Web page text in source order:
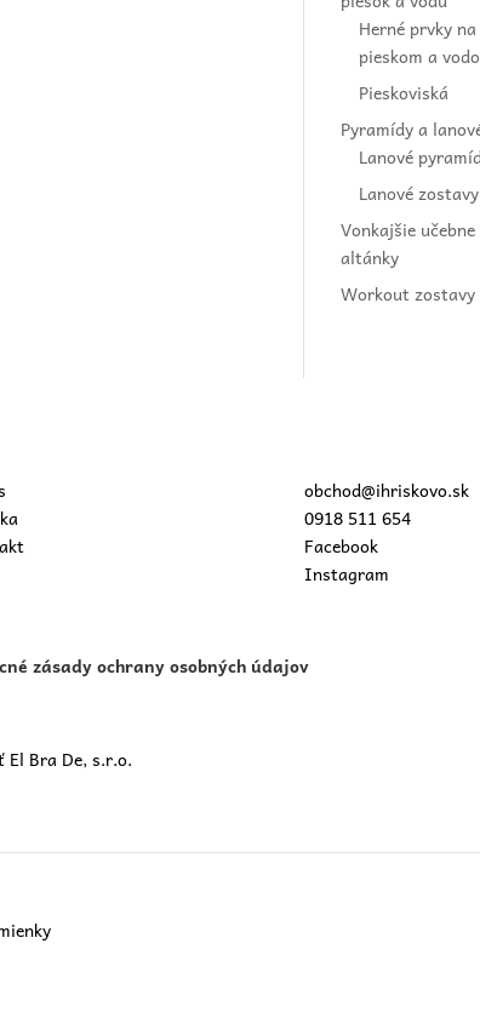
Herné prvky
pieskom a
Pieskoviská
Pyramídy a
Lanové
Lanové zostavy
Vonkajšie
altánky
Workout zostavy
obchod@ihriskovo.sk
0918 511 654
Facebook
Instagram
zásady ochrany osobných údajov
El Bra De, s.r.o.